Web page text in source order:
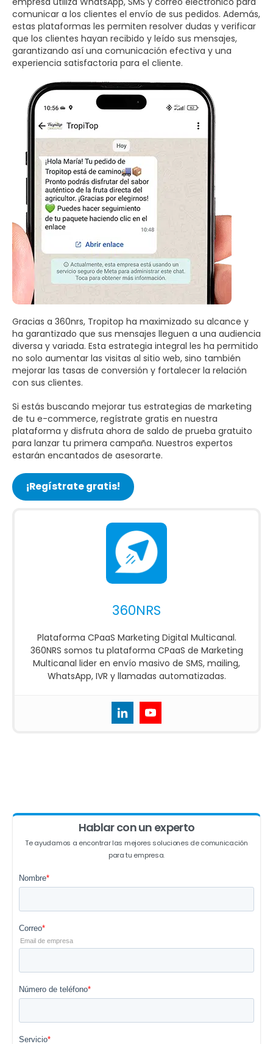
comunicar a los clientes el envío de sus pedidos. Además,
estas plataformas les permiten resolver dudas y verificar
que los clientes hayan recibido y leído sus mensajes,
garantizando así una comunicación efectiva y una
experiencia satisfactoria para el cliente.
Gracias a 360nrs, Tropitop ha maximizado su alcance y
ha garantizado que sus mensajes lleguen a una audiencia
diversa y variada. Esta estrategia integral les ha permitido
no solo aumentar las visitas al sitio web, sino también
mejorar las tasas de conversión y fortalecer la relación
con sus clientes.
Si estás buscando mejorar tus estrategias de marketing
de tu e-commerce, regístrate gratis en nuestra
plataforma y disfruta ahora de saldo de prueba gratuito
para lanzar tu primera campaña. Nuestros expertos
estarán encantados de asesorarte.
¡Regístrate gratis!
360NRS
Plataforma CPaaS Marketing Digital Multicanal.
360NRS somos tu plataforma CPaaS de Marketing
Multicanal lider en envío masivo de SMS, mailing,
WhatsApp, IVR y llamadas automatizadas.
Hablar con un experto
Te ayudamos a encontrar las mejores soluciones de comunicación
para tu empresa.